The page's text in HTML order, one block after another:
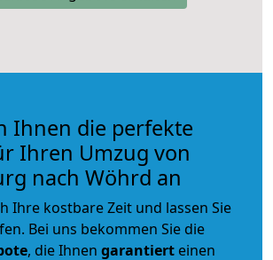
Ihnen die perfekte
Ihren Umzug von
nach Wöhrd an
Ihre kostbare Zeit und lassen Sie
Bei uns bekommen Sie die
, die Ihnen garantiert einen